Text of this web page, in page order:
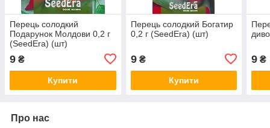
Перець солодкий
Подарунок Молдови 0,2 г
(SeedEra) (шт)
9 ₴
Купити
Перець солодкий Богатир
0,2 г (SeedEra) (шт)
9₴
Купити
9 ₴
Про нас